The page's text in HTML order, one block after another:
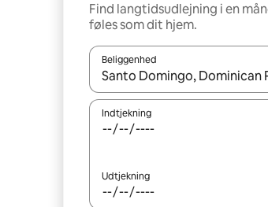
Find langtidsudlejning i en
føles som dit hjem.
Beliggenhed
Når resultaterne er
Indtjekning
Udtjekning